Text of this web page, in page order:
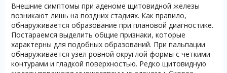
Внешние симптомы при аденоме щитовидной железы
возникают лишь на поздних стадиях. Как правило,
обнаруживается образование при плановой диагностике.
Постараемся выделить общие признаки, которые
характерны для подобных образований. При пальпации
обнаруживается узел ровной округлой формы с четкими
контурами и гладкой поверхностью. Редко щитовидную